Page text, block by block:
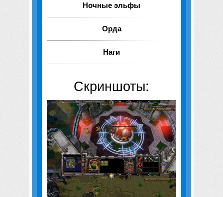
Ночные эльфы
Орда
Наги
Скриншоты: